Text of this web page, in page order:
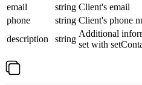
email
string Client's email
phone
string Client's phone
description
string
Additional
set with